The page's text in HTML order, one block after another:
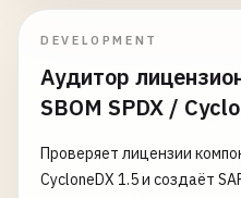
DEVELOPMENT
Аудитор
SBOM SPDX /
Проверяет лицензии
CycloneDX 1.5 и создаёт